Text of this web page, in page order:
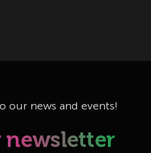
our news and events!
newsletter